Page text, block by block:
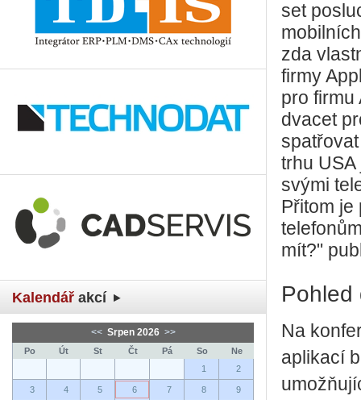
Kalendář akcí
<< Srpen 2026 >>
Po Út St Čt Pá So
Ne
1
2
3 4 5 6 7 8 9
set
zda
firmy
pro firmu
dvacet
trhu USA
svými
Přitom
mít?"
Pohled
Na
aplikací